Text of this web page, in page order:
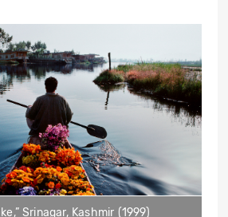
Srinagar, Kashmir (1999)